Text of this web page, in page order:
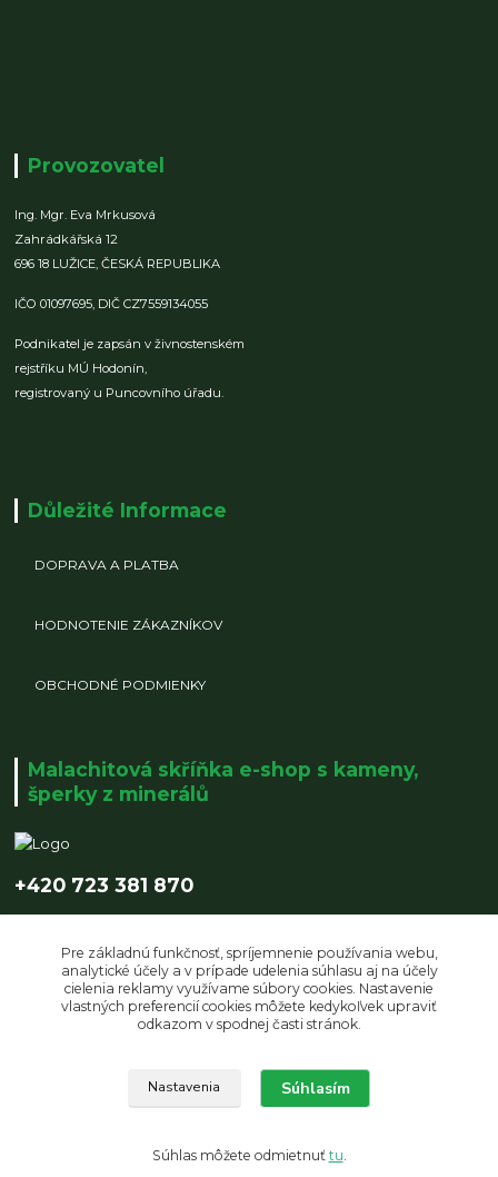
Provozovatel
Ing. Mgr. Eva Mrkusová
Zahrádkářská 12
696 18 LUŽICE,ČESKÁ REPUBLIKA
IČO 01097695, DIČ CZ7559134055
Podnikatel je zapsán v živnostenském
rejstříku MÚ Hodonín,
registrovaný u Puncovního úřadu.
Důležité Informace
DOPRAVA A PLATBA
HODNOTENIE ZÁKAZNÍKOV
OBCHODNÉ PODMIENKY
Malachitová skříňka e-shop s kameny,
šperky z minerálů
+420 723 381 870
Upravit sběr cookies.
© Copyright 2019 Malachitová skříňka | design by LUCZI DESIGNE s.r.o.
Pre základnú funkčnosť, spríjemnenie používania webu,
analytické účely a v prípade udelenia súhlasu aj na účely
cielenia reklamy využívame súbory cookies. Nastavenie
vlastných preferencií cookies môžete kedykoľvek upraviť
odkazom v spodnej časti stránok.
Nastavenia Súhlasím
Súhlas môžete odmietnuť tu.